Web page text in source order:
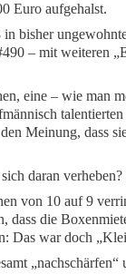
Euro aufgehalst.
in bisher
– mit weiteren
eine – wie man
Meinung, dass
daran verheben?
von 10 auf 9
dass die
Das war doch